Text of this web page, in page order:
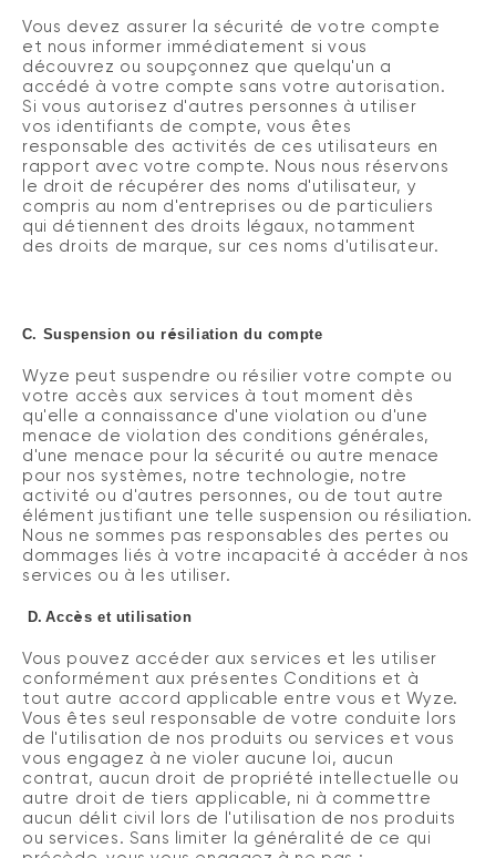
Vous devez assurer la sécurité de votre compte
et nous informer immédiatement si vous
découvrez ou soupçonnez que quelqu'un a
accédé à votre compte sans votre autorisation.
Si vous autorisez d'autres personnes à utiliser
vos identifiants de compte, vous êtes
responsable des activités de ces utilisateurs en
rapport avec votre compte. Nous nous réservons
le droit de récupérer des noms d'utilisateur, y
compris au nom d'entreprises ou de particuliers
qui détiennent des droits légaux, notamment
des droits de marque, sur ces noms d'utilisateur.
C. Suspension ou résiliation du compte
Wyze peut suspendre ou résilier votre compte ou
votre accès aux services à tout moment dès
qu'elle a connaissance d'une violation ou d'une
menace de violation des conditions générales,
d'une menace pour la sécurité ou autre menace
pour nos systèmes, notre technologie, notre
activité ou d'autres personnes, ou de tout autre
élément justifiant une telle suspension ou résiliation.
Nous ne sommes pas responsables des pertes ou
dommages liés à votre incapacité à accéder à nos
services ou à les utiliser.
D. Accès et utilisation
Vous pouvez accéder aux services et les utiliser
conformément aux présentes Conditions et à
tout autre accord applicable entre vous et Wyze.
Vous êtes seul responsable de votre conduite lors
de l'utilisation de nos produits ou services et vous
vous engagez à ne violer aucune loi, aucun
contrat, aucun droit de propriété intellectuelle ou
autre droit de tiers applicable, ni à commettre
aucun délit civil lors de l'utilisation de nos produits
ou services. Sans limiter la généralité de ce qui